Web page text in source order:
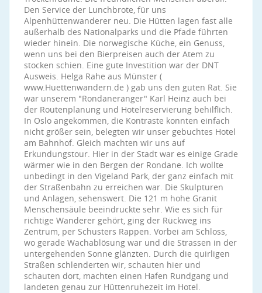
Den Service der Lunchbrote, für uns
Alpenhüttenwanderer neu. Die Hütten lagen fast alle
außerhalb des Nationalparks und die Pfade führten
wieder hinein. Die norwegische Küche, ein Genuss,
wenn uns bei den Bierpreisen auch der Atem zu
stocken schien. Eine gute Investition war der DNT
Ausweis. Helga Rahe aus Münster (
www.Huettenwandern.de ) gab uns den guten Rat. Sie
war unserem "Rondaneranger" Karl Heinz auch bei
der Routenplanung und Hotelreservierung behilflich.
In Oslo angekommen, die Kontraste konnten einfach
nicht größer sein, belegten wir unser gebuchtes Hotel
am Bahnhof. Gleich machten wir uns auf
Erkundungstour. Hier in der Stadt war es einige Grade
wärmer wie in den Bergen der Rondane. Ich wollte
unbedingt in den Vigeland Park, der ganz einfach mit
der Straßenbahn zu erreichen war. Die Skulpturen
und Anlagen, sehenswert. Die 121 m hohe Granit
Menschensäule beeindruckte sehr. Wie es sich für
richtige Wanderer gehört, ging der Rückweg ins
Zentrum, per Schusters Rappen. Vorbei am Schloss,
wo gerade Wachablösung war und die Strassen in der
untergehenden Sonne glänzten. Durch die quirligen
Straßen schlenderten wir, schauten hier und
schauten dort, machten einen Hafen Rundgang und
landeten genau zur Hüttenruhezeit im Hotel.